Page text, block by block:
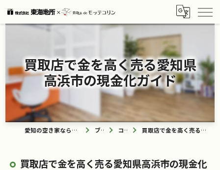
買取店で金を高く売る愛知県
高浜市の現金化ガイド
愛知の空き家なら買取ル de モッテコリン ブログ コラム 買取店で金を高く売る愛知県高浜市の現金化ガイド
買取店で金を高く売る愛知県高浜市の現金化